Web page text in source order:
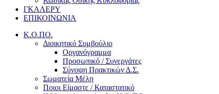
ΓΚΑΛΕΡΥ
ΕΠΙΚΟΙΝΩΝΙΑ
Κ.Ο.ΠΟ.
Διοικητικό Συμβούλιο
Οργανόγραμμα
Προσωπικό / Συνεργάτες
Σύνοψη Πρακτικών Δ.Σ.
Σωματεία Μέλη
Ποιοι Είμαστε / Καταστατικό